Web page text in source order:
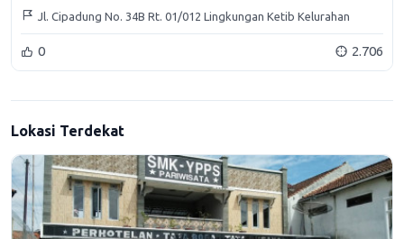
Jl. Cipadung No. 34B Rt. 01/012 Lingkungan Ketib Kelurahan
Kotakaler Kecamatan Sumedang Utara Kabupaten Sumedang
0 2.706
Lokasi Terdekat